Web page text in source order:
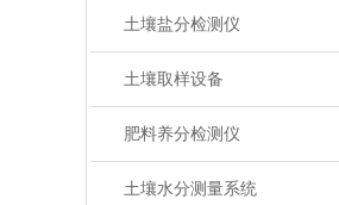
土壤盐分检测仪
土壤取样设备
肥料养分检测仪
土壤水分测量系统